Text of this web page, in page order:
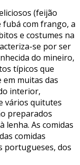
(feijão
com frango, a
e costumes na
se por ser
do mineiro,
típicos que
muitas das
interior,
vários quitutes
preparados
As comidas
comidas
portugueses, dos